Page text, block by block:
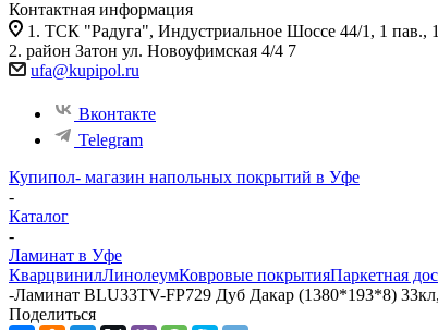
Контактная информация
1. ТСК "Радуга", Индустриальное Шоссе 44/1, 1 пав.,
2. район Затон ул. Новоуфимская 4/4 7
ufa@kupipol.ru
Вконтакте
Telegram
Купипол- магазин напольных покрытий в Уфе
-
Каталог
-
Ламинат в Уфе
КварцвинилЛинолеумКовровые покрытияПаркетная
-Ламинат BLU33TV-FP729 Дуб Дакар (1380*193*8)
Поделиться